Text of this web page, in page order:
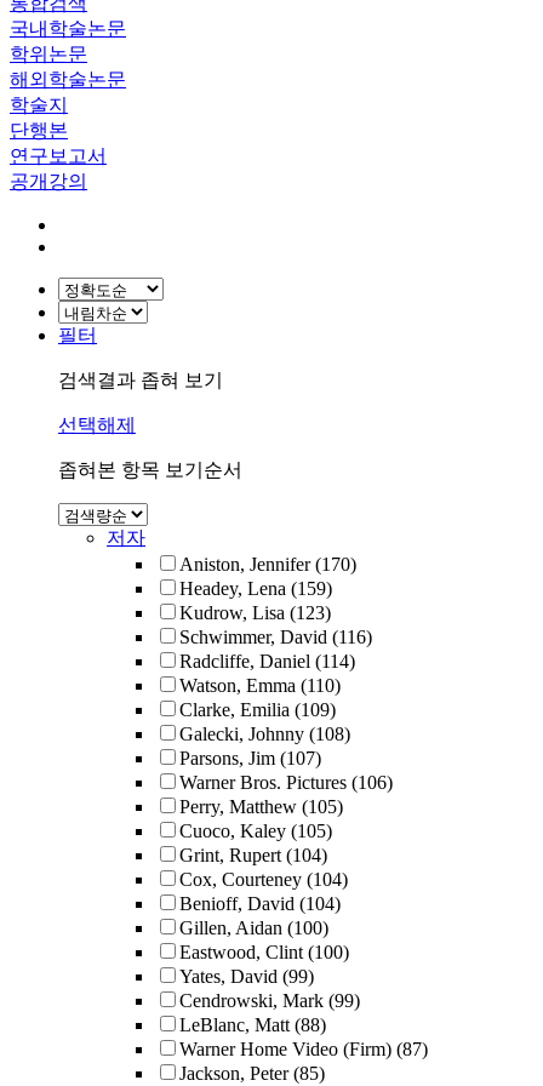
국내학술논문
학위논문
해외학술논문
학술지
단행본
연구보고서
공개강의
필터
검색결과 좁혀 보기
선택해제
좁혀본 항목 보기순서
저자
Aniston, Jennifer (170)
Headey, Lena (159)
Kudrow, Lisa (123)
Schwimmer, David (116)
Radcliffe, Daniel (114)
Watson, Emma (110)
Clarke, Emilia (109)
Galecki, Johnny (108)
Parsons, Jim (107)
Warner Bros. Pictures (106)
Perry, Matthew (105)
Cuoco, Kaley (105)
Grint, Rupert (104)
Cox, Courteney (104)
Benioff, David (104)
Gillen, Aidan (100)
Eastwood, Clint (100)
Yates, David (99)
Cendrowski, Mark (99)
LeBlanc, Matt (88)
Warner Home Video (Firm) (87)
Jackson, Peter (85)